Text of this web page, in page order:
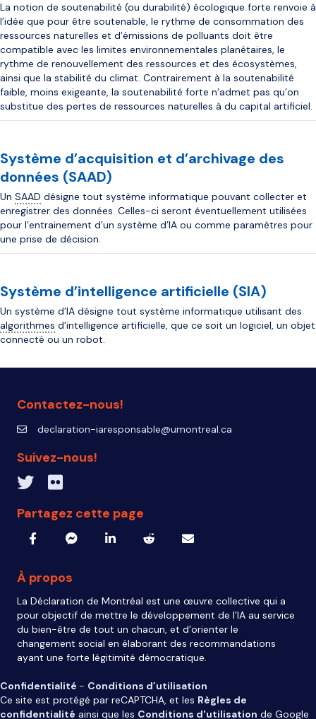
La notion de soutenabilité (ou durabilité) écologique forte renvoie à
l’idée que pour être soutenable, le rythme de consommation des
ressources naturelles et d’émissions de polluants doit être
compatible avec les limites environnementales planétaires, le
rythme de renouvellement des ressources et des écosystèmes,
ainsi que la stabilité du climat. Contrairement à la soutenabilité
faible, moins exigeante, la soutenabilité forte n’admet pas qu’on
substitue des pertes de ressources naturelles à du capital artificiel.
Système d’acquisition et d’archivage des
données (SAAD)
Un SAAD désigne tout système informatique pouvant collecter et
enregistrer des données. Celles-ci seront éventuellement utilisées
pour l’entrainement d’un système d’IA ou comme paramètres pour
une prise de décision.
Système d’intelligence artificielle (SIA)
Un système d’IA désigne tout système informatique utilisant des
algorithmes d’intelligence artificielle, que ce soit un logiciel, un objet
connecté ou un robot.
Contactez-nous!
declaration-iaresponsable@umontreal.ca
declaration-iaresponsable@umontreal.ca
Suivez-nous!
Twitter inven_TFlickr IA Responsable
Partagez cette page
À propos
La Déclaration de Montréal est une œuvre collective qui a
pour objectif de mettre le développement de l’IA au service
du bien-être de tout un chacun, et d’orienter le
changement social en élaborant des recommandations
ayant une forte légitimité démocratique.
Confidentialité - Conditions d’utilisation
Ce site est protégé par reCAPTCHA, et les Règles de
confidentialité ainsi que les Conditions d'utilisation de Google